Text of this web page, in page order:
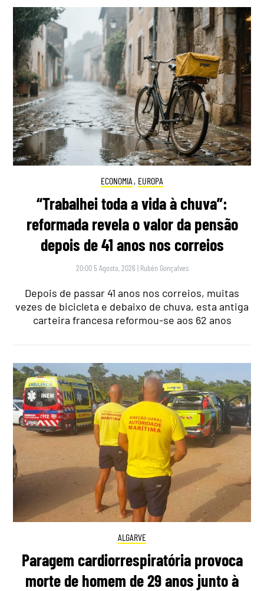
ECONOMIA , EUROPA
“Trabalhei toda a vida à chuva”:
reformada revela o valor da pensão
depois de 41 anos nos correios
20:00 5 Agosto, 2026 | Rubén Gonçalves
Depois de passar 41 anos nos correios, muitas
vezes de bicicleta e debaixo de chuva, esta antiga
carteira francesa reformou-se aos 62 anos
ALGARVE
Paragem cardiorrespiratória provoca
morte de homem de 29 anos junto à